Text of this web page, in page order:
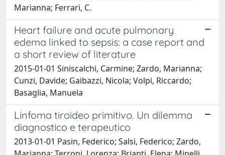
Marianna; Ferrari, C.
Heart failure and acute pulmonary
edema linked to sepsis: a case report and
a short review of literature
2015-01-01 Siniscalchi, Carmine; Zardo, Marianna;
Cunzi, Davide; Gaibazzi, Nicola; Volpi, Riccardo;
Basaglia, Manuela
Linfoma tiroideo primitivo. Un dilemma
diagnostico e terapeutico
2013-01-01 Pasin, Federico; Salsi, Federico; Zardo,